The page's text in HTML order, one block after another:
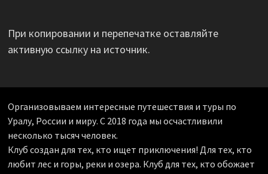
При копировании и перепечатке оставляйте
активную ссылку на источник.
Организовываем интересные путешествия и туры по
Уралу, России и миру. С 2018 года мы осчастливили
несколько тысяч человек.
Клуб создан для тех, кто ищет приключения! Для тех, кто
любит лес и горы, реки и озера. Клуб для тех, кто обожает